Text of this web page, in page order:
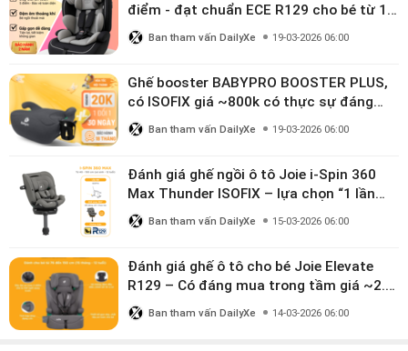
điểm - đạt chuẩn ECE R129 cho bé từ 1–
10 tuổi
Ban tham vấn DailyXe 19-03-2026 06:00
Ghế booster BABYPRO BOOSTER PLUS,
có ISOFIX giá ~800k có thực sự đáng
mua?
Ban tham vấn DailyXe 19-03-2026 06:00
Đánh giá ghế ngồi ô tô Joie i-Spin 360
Max Thunder ISOFIX – lựa chọn “1 lần
dùng đến 12 năm” có đáng giá gần 9
triệu?
Ban tham vấn DailyXe 15-03-2026 06:00
Đánh giá ghế ô tô cho bé Joie Elevate
R129 – Có đáng mua trong tầm giá ~2.8
triệu?
Ban tham vấn DailyXe 14-03-2026 06:00